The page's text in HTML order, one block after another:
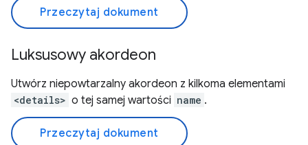
Przeczytaj dokument
Luksusowy akordeon
Utwórz niepowtarzalny akordeon z kilkoma elementami
<details> o tej samej wartości name .
Przeczytaj dokument